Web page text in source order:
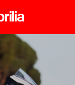
Idi na glavni izbornik